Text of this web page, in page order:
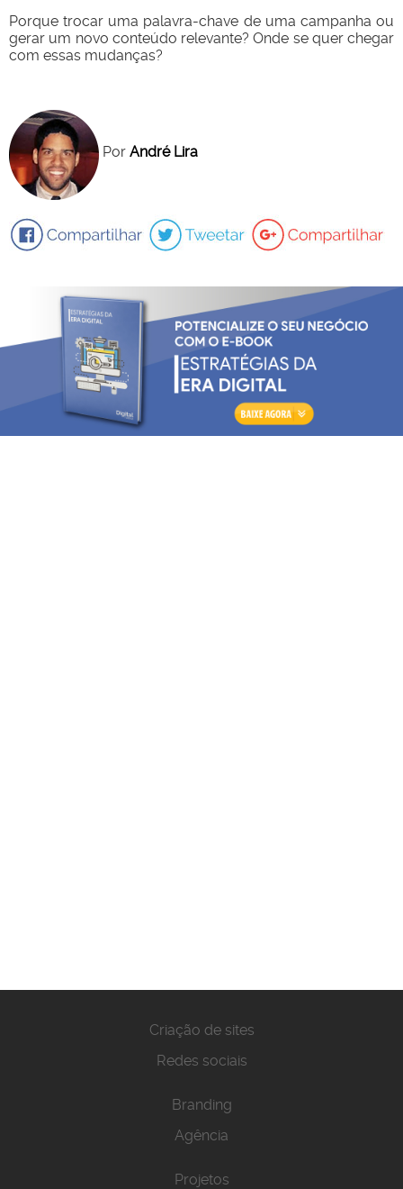
Porque trocar uma palavra-chave de uma campanha ou
gerar um novo conteúdo relevante? Onde se quer chegar
com essas mudanças?
Por André Lira
Criação de sites
Redes sociais
Branding
Agência
Projetos